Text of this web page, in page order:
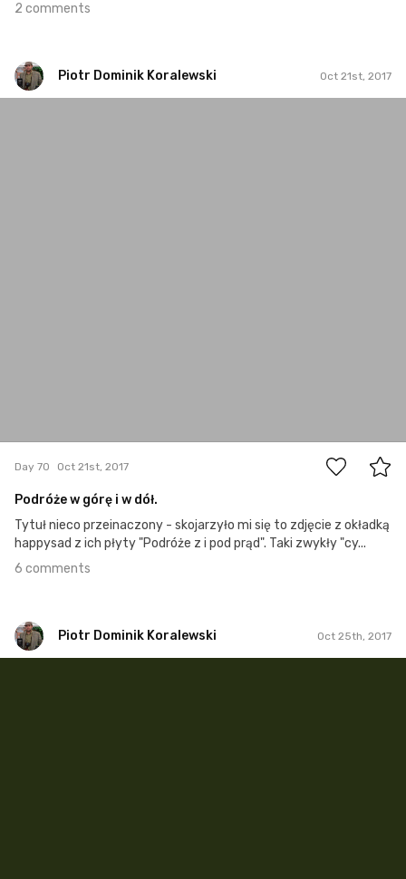
2 comments
Piotr Dominik Koralewski Oct 21st, 2017
Day 70 Oct 21st, 2017
Podróże w górę i w dół.
Tytuł nieco przeinaczony - skojarzyło mi się to zdjęcie z okładką
happysad z ich płyty "Podróże z i pod prąd". Taki zwykły "cy...
6 comments
Piotr Dominik Koralewski Oct 25th, 2017